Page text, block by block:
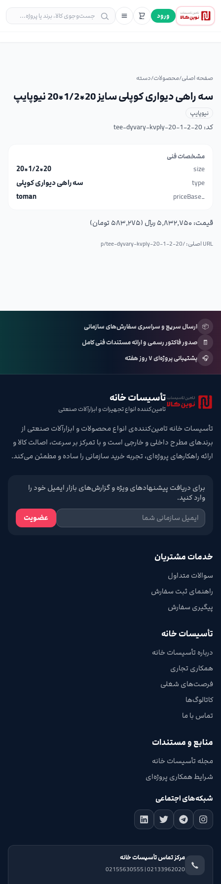
ورود
صفحه اصلی/محصولات/دسته
سه راهی دیواری کوپلی سایز 20*1/2*20 نیوپایپ
نیوپایپ
کد: tee-dyvary-kvply-20-1-2-20
مشخصات فنی
size
20*1/2*20
type
سه راهی دیواری کوپلی
_priceBase
toman
قیمت: ۵٬۸۳۲٬۷۵۰ ریال (۵۸۳٬۲۷۵ تومان)
URL اصلی: /p/ tee-dyvary-kvply-20-1-2-20
📦 ارسال سریع و سراسری سفارش‌های سازمانی
🧾
صدور فاکتور رسمی و ارائه مستندات فنی کامل
🎧 پشتیبانی پروژه‌ای ۷ روز هفته
تأسیسات خانه
تامین‌کننده انواع تجهیزات و ابزارآلات صنعتی
تأسیسات خانه تامین‌کننده‌ی انواع محصولات و ابزارآلات صنعتی از
برندهای مطرح داخلی و خارجی است و با تمرکز بر سرعت، اصالت کالا و
ارائه راهکارهای پروژه‌ای، تجربه خرید سازمانی را ساده و مطمئن می‌کند.
برای دریافت پیشنهادهای ویژه و گزارش‌های بازار ایمیل خود را
وارد کنید.
عضویت
خدمات مشتریان
سوالات متداول
راهنمای ثبت سفارش
پیگیری سفارش
تأسیسات خانه
درباره تأسیسات خانه
همکاری تجاری
فرصت‌های شغلی
کاتالوگ‌ها
تماس با ما
منابع و مستندات
مجله تأسیسات خانه
شرایط همکاری پروژه‌ای
شبکه‌های اجتماعی
مرکز تماس تأسیسات خانه
02133962020 | 02155630555